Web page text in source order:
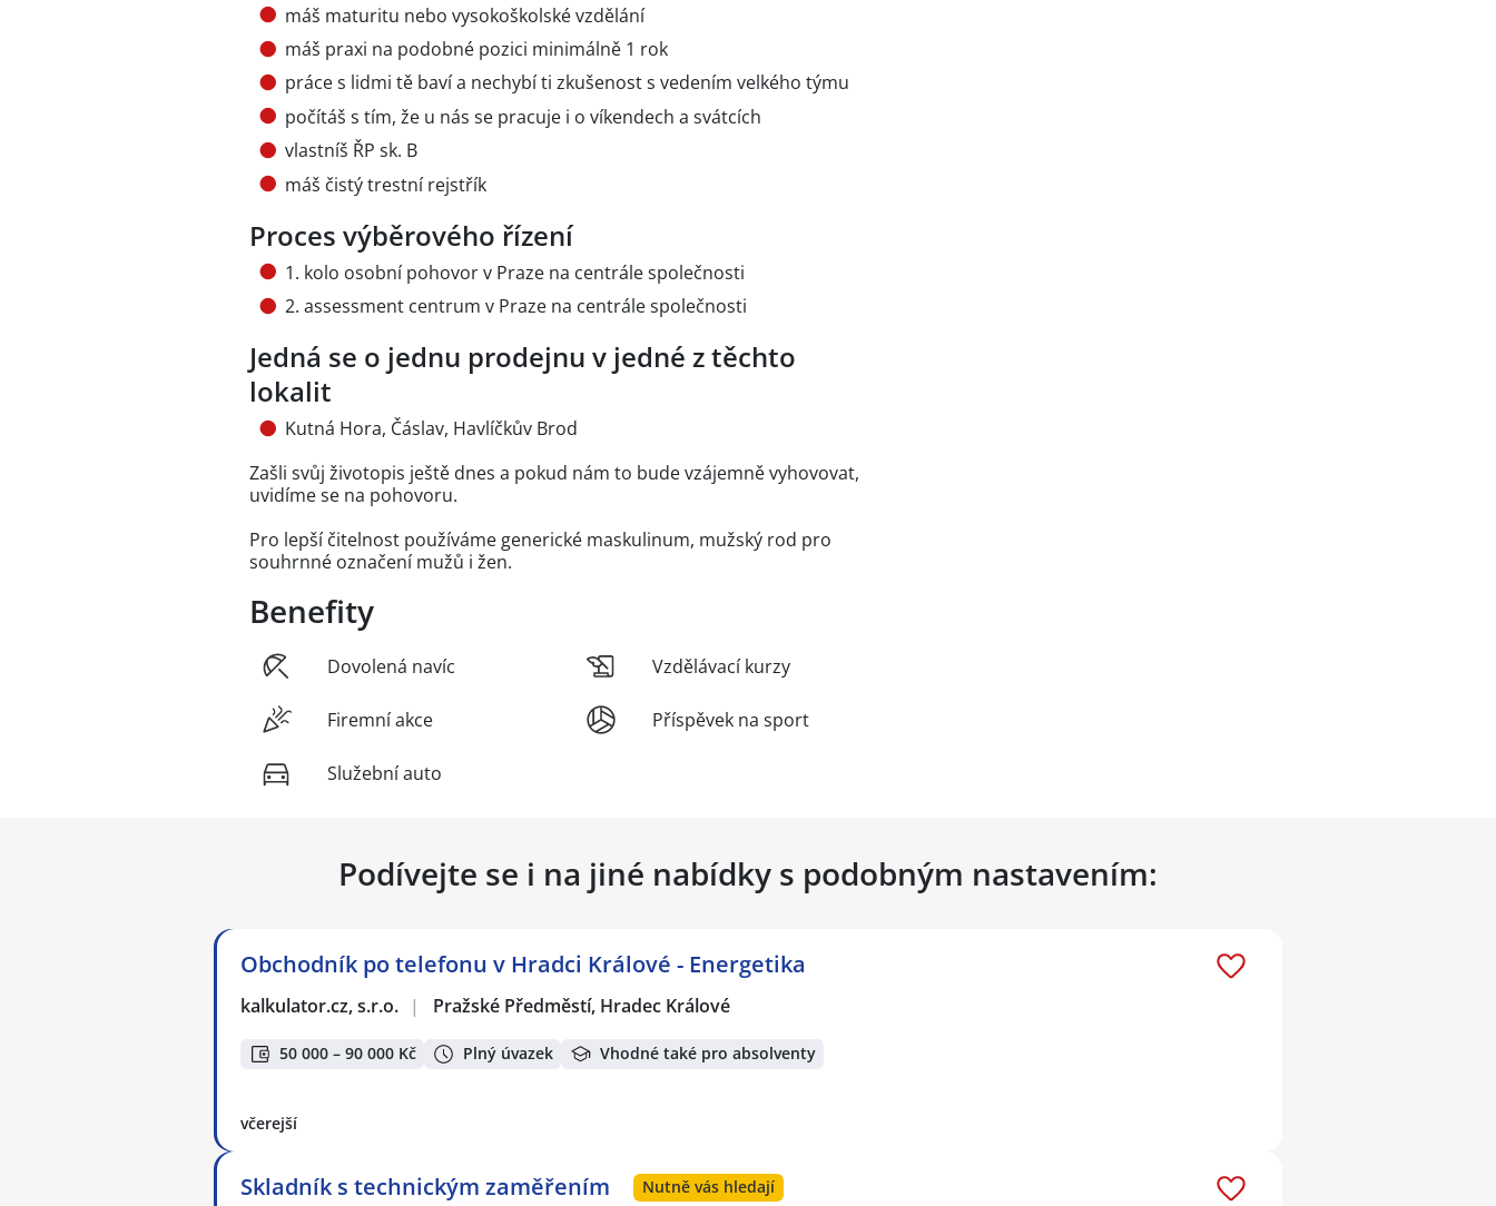
máš maturitu nebo vysokoškolské vzdělání
máš praxi na podobné pozici minimálně 1 rok
práce s lidmi tě baví a nechybí ti zkušenost s vedením velkého týmu
počítáš s tím, že u nás se pracuje i o víkendech a svátcích
vlastníš ŘP sk. B
máš čistý trestní rejstřík
Proces výběrového řízení
1. kolo osobní pohovor v Praze na centrále společnosti
2. assessment centrum v Praze na centrále společnosti
Jedná se o jednu prodejnu v jedné z těchto
lokalit
Kutná Hora, Čáslav, Havlíčkův Brod
Zašli svůj životopis ještě dnes a pokud nám to bude vzájemně vyhovovat,
uvidíme se na pohovoru.
Pro lepší čitelnost používáme generické maskulinum, mužský rod pro
souhrnné označení mužů i žen.
Benefity
Dovolená navíc
Firemní akce
Služební auto
Vzdělávací kurzy
Příspěvek na sport
Podívejte se i na jiné nabídky s podobným nastavením:
Obchodník po telefonu v Hradci Králové - Energetika
kalkulator.cz, s.r.o. | Pražské Předměstí, Hradec Králové
50 000 – 90 000 Kč Plný úvazek Vhodné také pro absolventy
včerejší
Skladník s technickým zaměřením Nutně vás hledají